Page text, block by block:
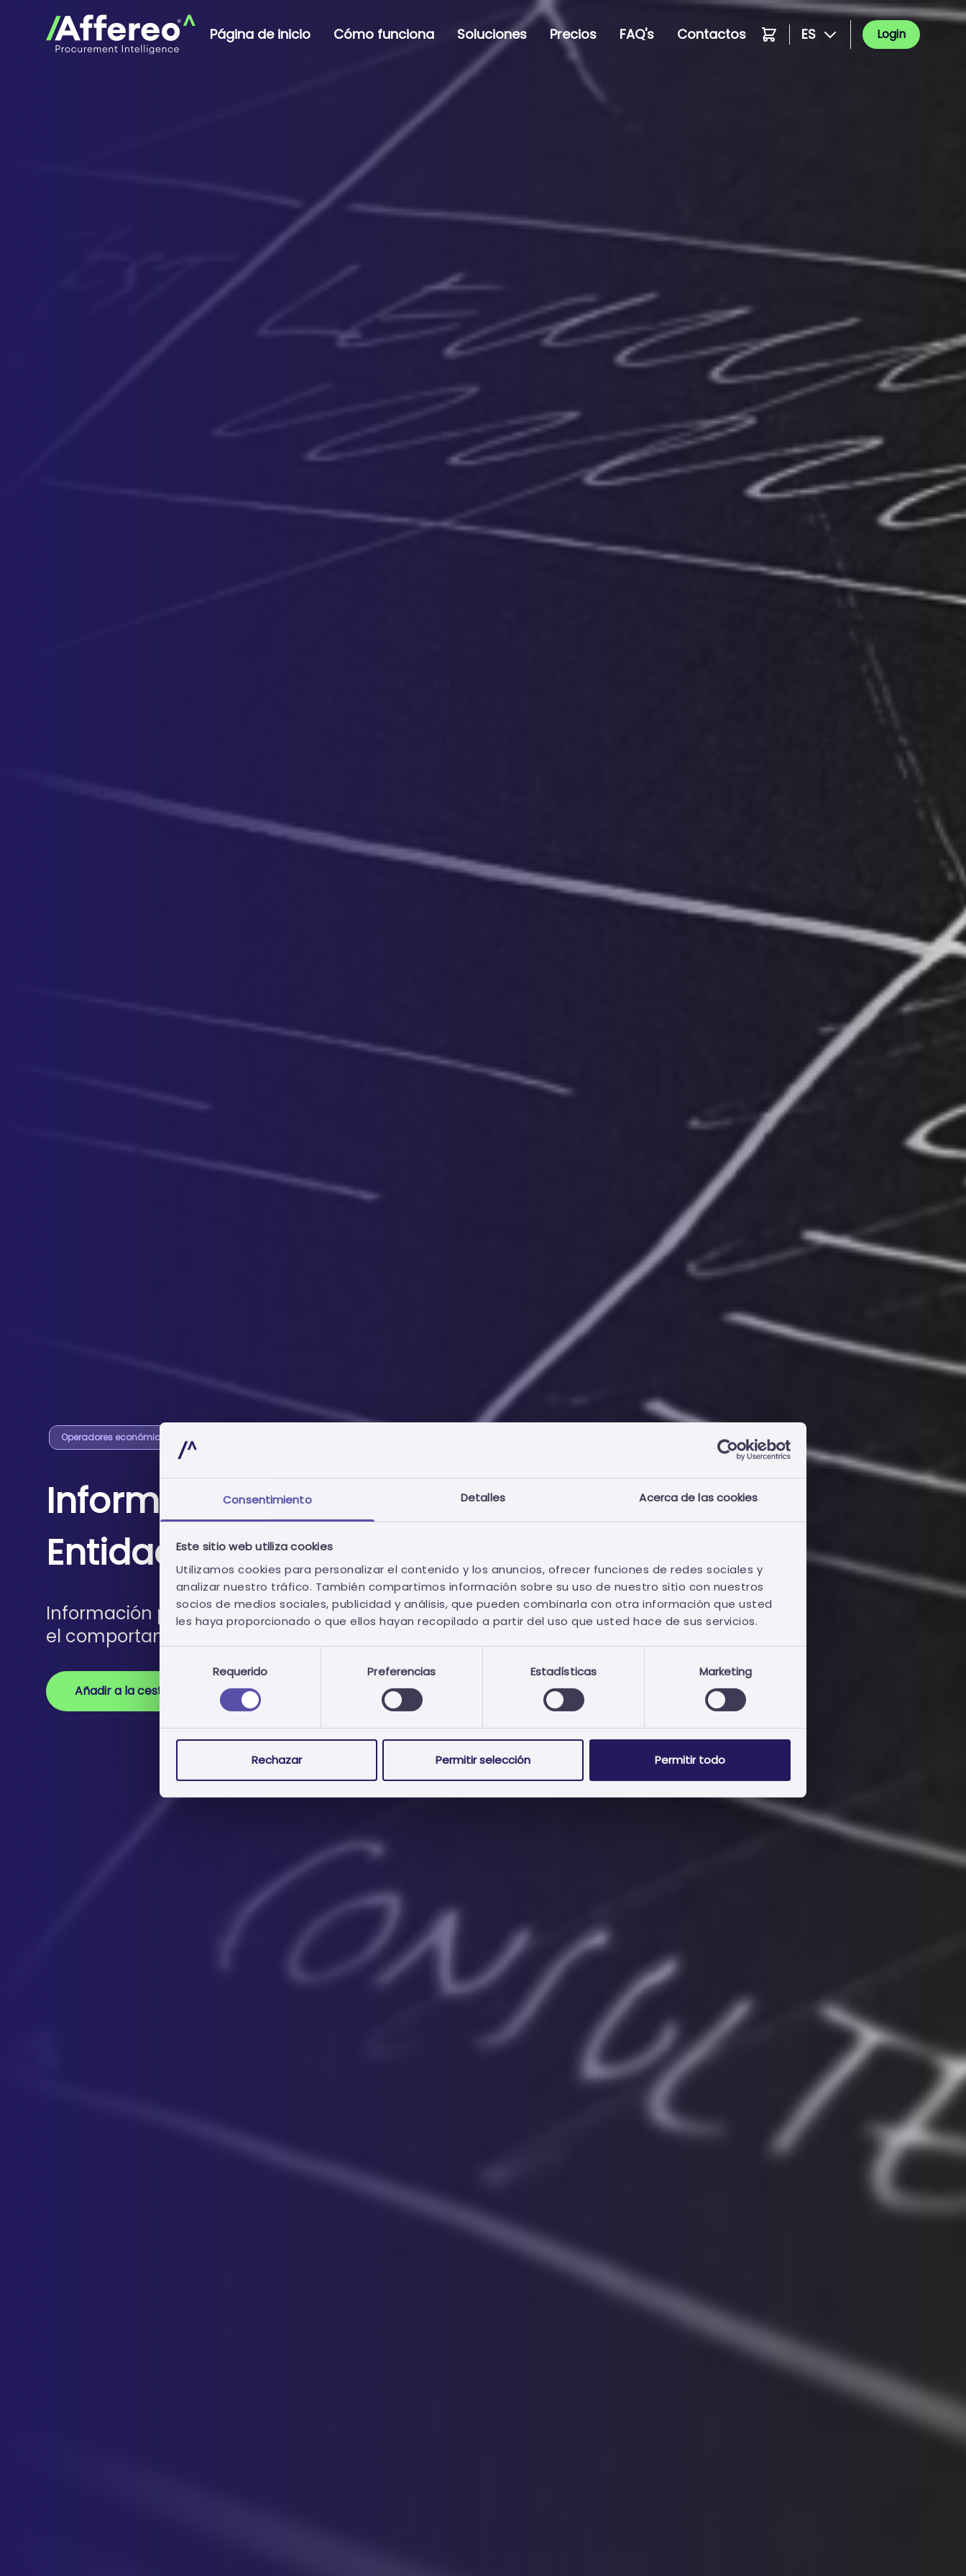
Consentimiento Detalles Acerca de las cookies
Este sitio web utiliza cookies
Utilizamos cookies para personalizar el contenido y los anuncios, ofrecer funciones de redes sociales y
analizar nuestro tráfico. También compartimos información sobre su uso de nuestro sitio con nuestros
socios de medios sociales, publicidad y análisis, que pueden combinarla con otra información que usted
les haya proporcionado o que ellos hayan recopilado a partir del uso que usted hace de sus servicios.
de
consentimiento
Requerido Preferencias Estadísticas Marketing
Rechazar Permitir selección Permitir todo
Página de inicio Cómo funciona Soluciones Precios FAQ's Contactos ES Login
Operadores económicos
Informe Individual de la
Entidad Pública
Información personalizada sobre el historial de compras y
el comportamiento de la entidad seleccionada.
Añadir a la cesta